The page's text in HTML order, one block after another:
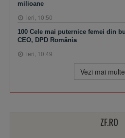
milioane
ieri, 10:50
100 Cele mai puternice femei din
CEO, DPD România
ieri, 10:49
Vezi mai
ZF.RO